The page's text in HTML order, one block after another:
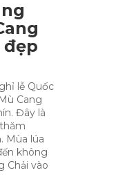
đẹp
lễ Quốc
Cang
Đây là
Mùa lúa
không
Chải vào